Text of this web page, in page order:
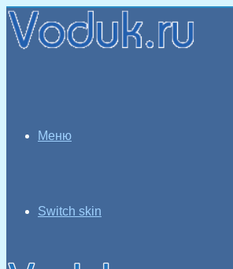
Меню
Switch skin